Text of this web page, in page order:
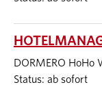
DORMERO HoHo
Status: ab sofort